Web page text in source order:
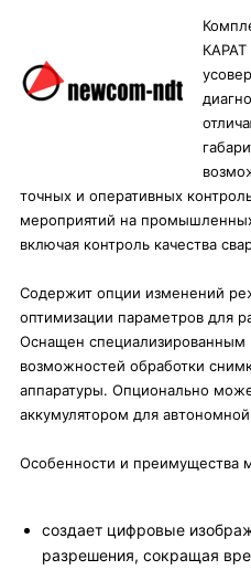
КАРАТ
точных и оперативных
мероприятий на
включая контроль качества
Содержит опции изменений
оптимизации параметров для
Оснащен
возможностей обработки
аппаратуры. Опционально
аккумулятором для
Особенности и преимущества
создает цифровые
разрешения, сокращая